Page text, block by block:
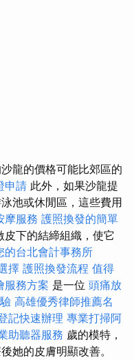
龍的價格可能比郊區的
申請 此外，如果沙龍提
池或休閒區，這些費用
摩服務 護照換發的簡單
下的結締組織，使它
的台北會計事務所
擇 護照換發流程 值得
服務方案 是一位 頭痛放
高雄優秀律師推薦名
記快速辦理 專業打掃阿
助聽器服務 歲的模特，
她的皮膚明顯改善。